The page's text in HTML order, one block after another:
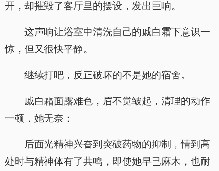
开，却摧毁了客厅里的摆设，发出巨响。
这声响让浴室中清洗自己的戚白霜下意识一
惊，但又很快平静。
继续打吧，反正破坏的不是她的宿舍。
戚白霜面露难色，眉不觉皱起，清理的动作
一顿，她无奈：
后面光精神兴奋到突破药物的抑制，情到高
处时与精神体有了共鸣，即使她早已麻木，也耐